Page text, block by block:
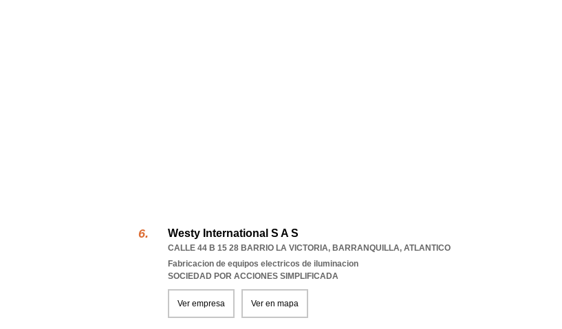
Westy International S A S
CALLE 44 B 15 28 BARRIO LA VICTORIA, BARRANQUILLA, ATLANTICO
Fabricacion de equipos electricos de iluminacion
SOCIEDAD POR ACCIONES SIMPLIFICADA
Ver empresa Ver en mapa